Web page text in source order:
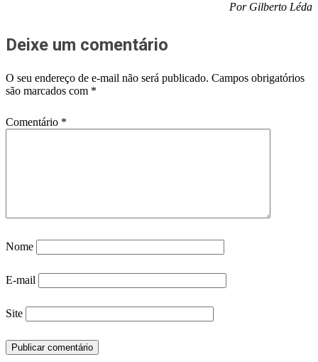
Por Gilberto Léda
Deixe um comentário
O seu endereço de e-mail não será publicado. Campos obrigatórios
são marcados com *
Comentário *
Nome
E-mail
Site